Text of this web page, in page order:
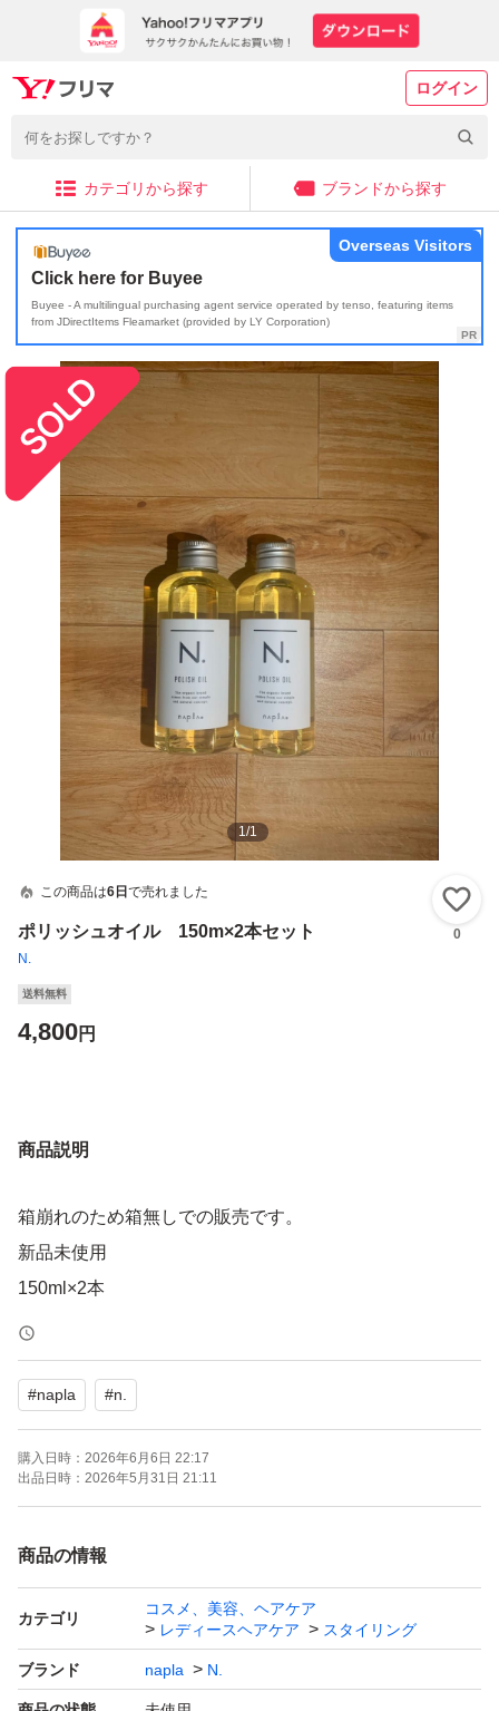
ログイン
カテゴリから探す ブランドから探す
Click here for Buyee
Buyee - A multilingual purchasing agent service operated by tenso, featuring items
from JDirectItems Fleamarket (provided by LY Corporation)
Overseas Visitors
1/1
この商品は6日 で売れました
ポリッシュオイル 150m×2本セット
N.
0
送料無料
4,800円
商品説明
箱崩れのため箱無しでの販売です。
新品未使用
150ml×2本
#napla #n.
購入日時： 2026年6月6日 22:17
出品日時： 2026年5月31日 21:11
商品の情報
カテゴリ
コスメ、美容、ヘアケア
レディースヘアケア
スタイリング
ブランド napla N.